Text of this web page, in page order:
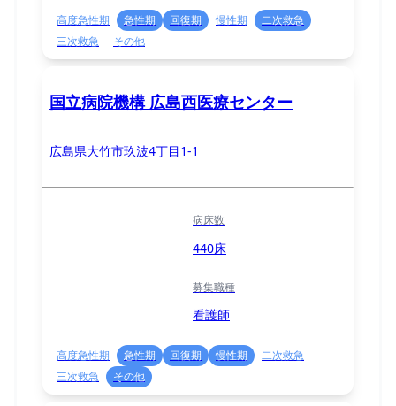
高度急性期 急性期 回復期 慢性期
二次救急
三次救急
その他
国立病院機構 広島西医療センター
広島県大竹市玖波4丁目1-1
病床数
440床
募集職種
看護師
高度急性期 急性期 回復期 慢性期
二次救急
三次救急
その他